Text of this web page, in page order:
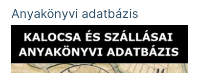
Anyakönyvi adatbázis